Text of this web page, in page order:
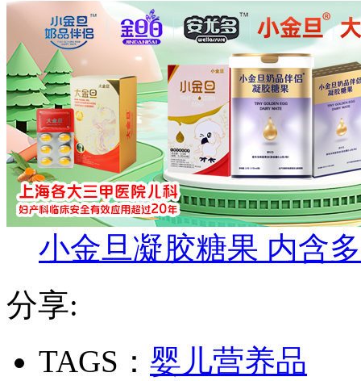
小金旦凝胶糖果 内含
分享:
TAGS： 婴儿营养品